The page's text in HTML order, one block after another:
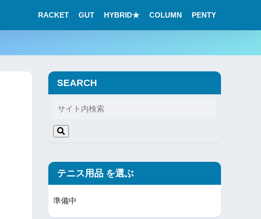
RACKET GUT HYBRID★ COLUMN PENTY
SEARCH
テニス用品 を選ぶ
準備中